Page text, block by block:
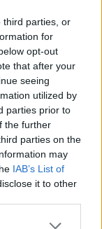
third parties, or
for
opt-out
that after your
seeing
utilized by
parties prior to
the further
parties on the
may
IAB’s List of
it to other
more Google
του Ψάρρα
στο